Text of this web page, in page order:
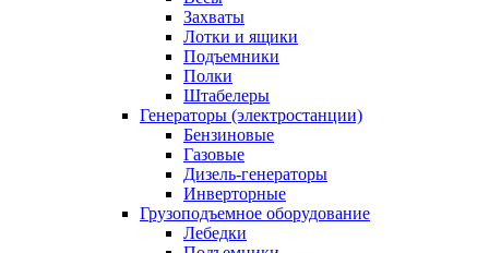
Захваты
Лотки и ящики
Подъемники
Полки
Штабелеры
Генераторы (электростанции)
Бензиновые
Газовые
Дизель-генераторы
Инверторные
Грузоподъемное оборудование
Лебедки